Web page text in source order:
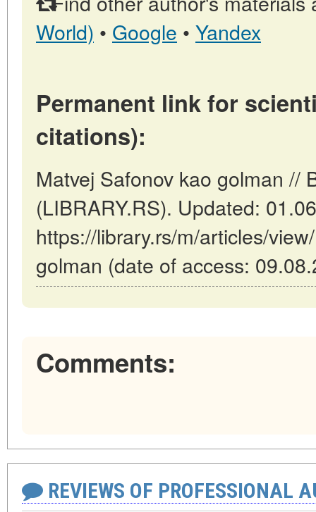
World) • Google • Yandex
Permanent link for
citations):
Matvej Safonov kao golman //
(LIBRARY.RS). Updated:
https://library.rs/m/articles/
golman (date of access:
Comments:
REVIEWS OF PROFESSIONAL